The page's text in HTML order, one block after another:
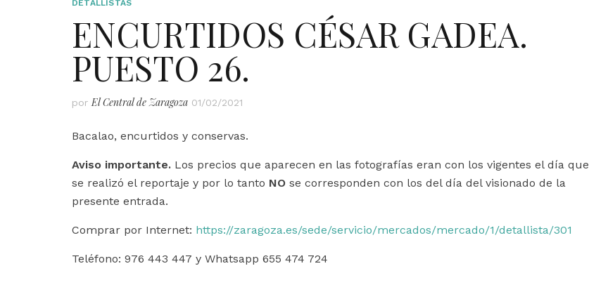
DETALLISTAS
ENCURTIDOS CÉSAR GADEA.
PUESTO 26.
por El Central de Zaragoza 01/02/2021
Bacalao, encurtidos y conservas.
Aviso importante. Los precios que aparecen en las fotografías eran con los vigentes el día que
se realizó el reportaje y por lo tanto NO se corresponden con los del día del visionado de la
presente entrada.
Comprar por Internet: https://zaragoza.es/sede/servicio/mercados/mercado/1/detallista/301
Teléfono: 976 443 447 y Whatsapp 655 474 724